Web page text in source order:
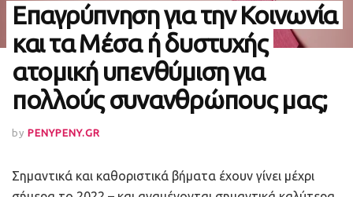
Επαγρύπνηση για την Κοινωνία
και τα Μέσα ή δυστυχής
ατομική υπενθύμιση για
πολλούς συνανθρώπους μας;
by PENYPENY.GR
Σημαντικά και καθοριστικά βήματα έχουν γίνει μέχρι